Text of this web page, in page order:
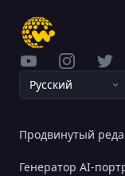
YouTubeInstagram
Pусский
Продвинутый
Генератор AI-